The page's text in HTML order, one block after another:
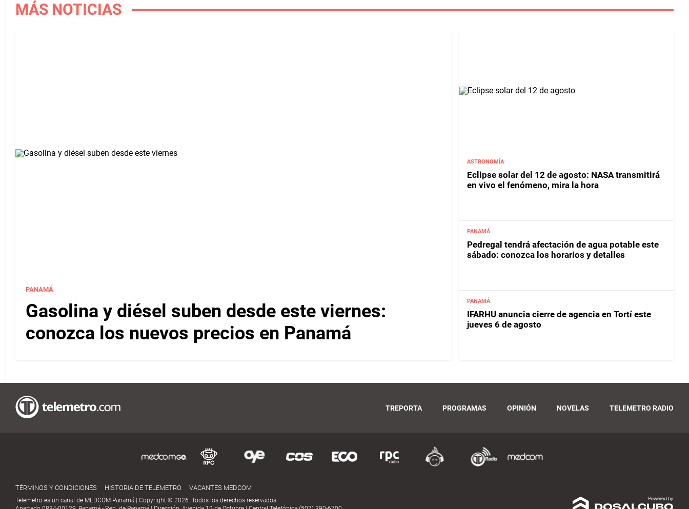
MÁS NOTICIAS
PANAMÁ
Gasolina y diésel suben desde este viernes:
conozca los nuevos precios en Panamá
ASTRONOMÍA
Eclipse solar del 12 de agosto: NASA transmitirá
en vivo el fenómeno, mira la hora
PANAMÁ
Pedregal tendrá afectación de agua potable este
sábado: conozca los horarios y detalles
PANAMÁ
IFARHU anuncia cierre de agencia en Tortí este
jueves 6 de agosto
TREPORTA PROGRAMAS OPINIÓN NOVELAS TELEMETRO RADIO
TÉRMINOS Y CONDICIONES HISTORIA DE TELEMETRO VACANTES MEDCOM
Telemetro es un canal de MEDCOM Panamá | Copyright © 2026. Todos los derechos reservados.